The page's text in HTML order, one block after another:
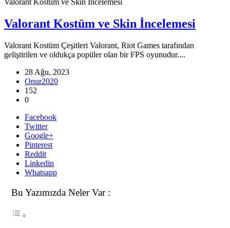
Valorant Kostüm ve Skin İncelemesi
Valorant Kostüm Çeşitleri Valorant, Riot Games tarafından
geliştirilen ve oldukça popüler olan bir FPS oyunudur....
28 Ağu, 2023
Onur2020
152
0
Facebook
Twitter
Google+
Pinterest
Reddit
Linkedin
Whatsapp
Bu Yazımızda Neler Var :